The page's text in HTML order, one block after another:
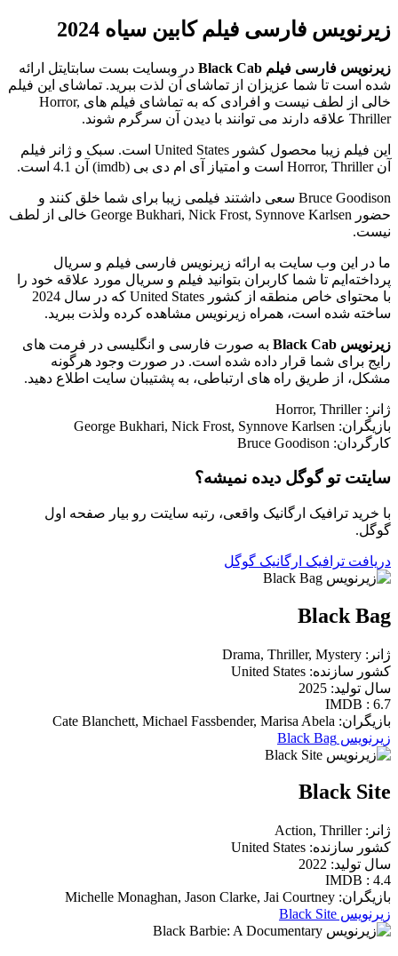
زیرنویس فارسی فیلم کابین سیاه 2024
زیرنویس فارسی فیلم Black Cab
در وبسایت بست سابتایتل ارائه
شده است تا شما عزیزان از تماشای آن لذت ببرید. تماشای این فیلم
خالی از لطف نیست و افرادی که به تماشای فیلم های Horror,
Thriller علاقه دارند می توانند با دیدن آن سرگرم شوند.
این فیلم زیبا محصول کشور United States است. سبک و ژانر فیلم
آن Horror, Thriller است و امتیاز آی ام دی بی (imdb) آن 4.1 است.
Bruce Goodison سعی داشتند فیلمی زیبا برای شما خلق کنند و
حضور George Bukhari, Nick Frost, Synnove Karlsen خالی از لطف
نیست.
ما در این وب سایت به ارائه زیرنویس فارسی فیلم و سریال
پرداخته‌ایم تا شما کاربران بتوانید فیلم و سریال مورد علاقه خود را
با محتوای خاص منطقه از کشور United States که در سال 2024
ساخته شده است، همراه زیرنویس مشاهده کرده ولذت ببرید.
زیرنویس Black Cab
به صورت فارسی و انگلیسی در فرمت های
رایج برای شما قرار داده شده است. در صورت وجود هرگونه
مشکل، از طریق راه های ارتباطی، به پشتیبان سایت اطلاع دهید.
ژانر: Horror, Thriller
بازیگران: George Bukhari, Nick Frost, Synnove Karlsen
کارگردان: Bruce Goodison
سایتت تو گوگل دیده نمیشه؟
با خرید ترافیک ارگانیک واقعی، رتبه سایتت رو بیار صفحه اول
گوگل.
دریافت ترافیک ارگانیک گوگل
Black Bag
ژانر: Drama, Thriller, Mystery
کشور سازنده: United States
سال تولید: 2025
IMDB : 6.7
بازیگران: Cate Blanchett, Michael Fassbender, Marisa Abela
زیرنویس Black Bag
Black Site
ژانر: Action, Thriller
کشور سازنده: United States
سال تولید: 2022
IMDB : 4.4
بازیگران: Michelle Monaghan, Jason Clarke, Jai Courtney
زیرنویس Black Site